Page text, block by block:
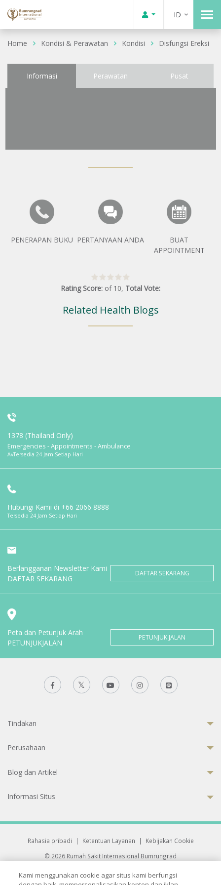
ID
Home Kondisi & Perawatan Kondisi Disfungsi Ereksi
Informasi Perawatan Pusat
PENERAPAN BUKU PERTANYAAN ANDA
BUAT
APPOINTMENT
Rating Score: of 10, Total Vote:
Related Health Blogs
1378 (Thailand Only)
Emergencies - Appointments - Ambulance
AvTersedia 24 Jam Setiap Hari
Hubungi Kami di +66 2066 8888
Tersedia 24 Jam Setiap Hari
Berlangganan Newsletter Kami
DAFTAR SEKARANG
DAFTAR SEKARANG
Peta dan Petunjuk Arah
PETUNJUKJALAN
PETUNJUK JALAN
Tindakan
Perusahaan
Blog dan Artikel
Informasi Situs
Rahasia pribadi | Ketentuan Layanan |
Kebijakan Cookie
© 2026 Rumah Sakit Internasional Bumrungrad
33 Sukhumvit 3, Wattana, Bangkok 10110 Thailand.
Kami menggunakan cookie agar situs kami berfungsi